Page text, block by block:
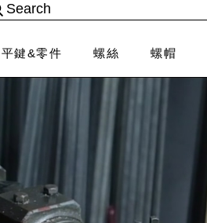
Search
平鍵&零件 螺絲 螺帽